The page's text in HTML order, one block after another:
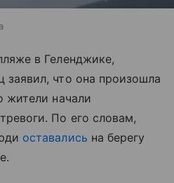
в Геленджике,
заявил, что она произошла
жители начали
По его словам,
оставались на берегу